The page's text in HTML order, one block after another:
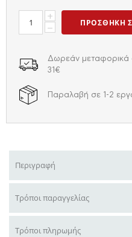
+
−
ΠΡΟΣΘΉΚΗ
Δωρεάν
31€
Παραλαβή σε 1-2
Περιγραφή
Τρόποι παραγγελίας
Τρόποι πληρωμής